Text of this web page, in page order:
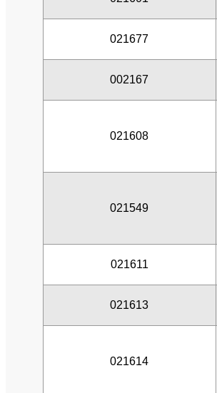
021677
002167
021608
021549
021611
021613
021614